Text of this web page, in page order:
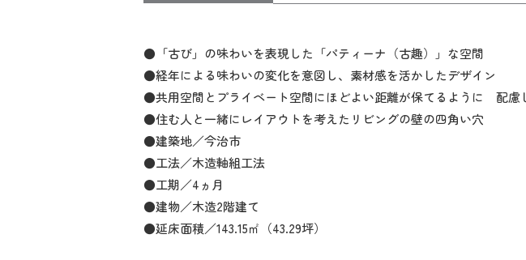
●「古び」の味わいを表現した「パティーナ（古趣）」な空間
●経年による味わいの変化を意図し、素材感を活かしたデザイン
●共用空間とプライベート空間にほどよい距離が保てるように 配慮
●住む人と一緒にレイアウトを考えたリビングの壁の四角い穴
●建築地／今治市
●工法／木造軸組工法
●工期／4ヵ月
●建物／木造2階建て
●延床面積／143.15㎡（43.29坪）